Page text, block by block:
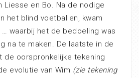
Liesse en Bo. Na de nodige
het blind voetballen, kwam
waarbij het de bedoeling was
na te maken. De laatste in de
de oorspronkelijke tekening
evolutie van Wim (zie tekening